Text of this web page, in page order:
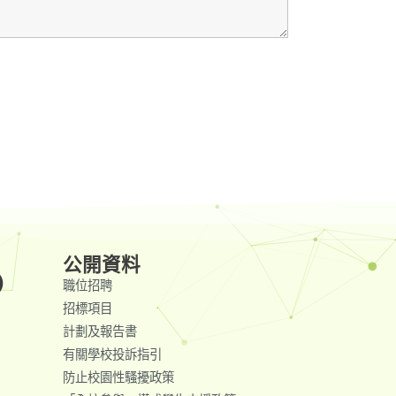
公開資料
職位招聘
招標項目
計劃及報告書
有關學校投訴指引
防止校園性騷擾政策